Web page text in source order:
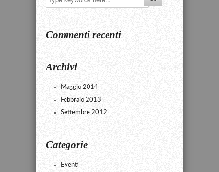
Commenti recenti
Archivi
Maggio 2014
Febbraio 2013
Settembre 2012
Categorie
Eventi